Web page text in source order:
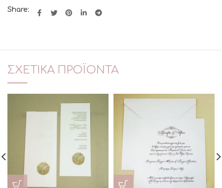
Share:
ΣΧΕΤΙΚΆ ΠΡΟΪΌΝΤΑ